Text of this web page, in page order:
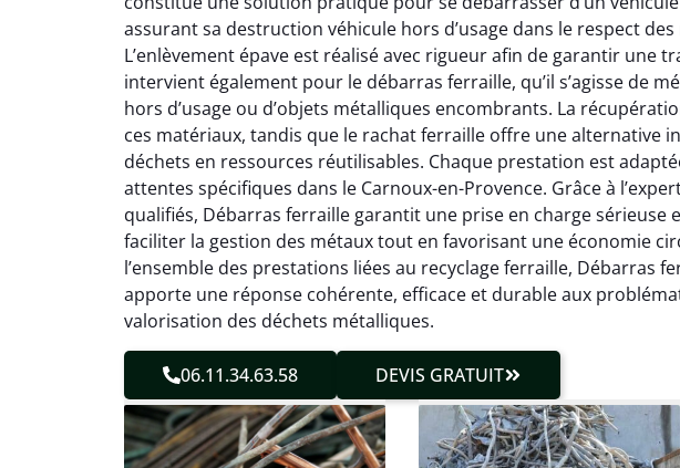
assurant sa destruction véhicule hors d’usage dans le respect
L’enlèvement épave est réalisé avec rigueur afin de garantir une
intervient également pour le débarras ferraille, qu’il s’agisse de
hors d’usage ou d’objets métalliques encombrants. La
ces matériaux, tandis que le rachat ferraille offre une alternative
déchets en ressources réutilisables. Chaque prestation est
attentes spécifiques dans le Carnoux-en-Provence. Grâce à
qualifiés, Débarras ferraille garantit une prise en charge sérieuse
faciliter la gestion des métaux tout en favorisant une économie
l’ensemble des prestations liées au recyclage ferraille, Débarras
apporte une réponse cohérente, efficace et durable aux
valorisation des déchets métalliques.
06.11.34.63.58 DEVIS GRATUIT
Virginie Lambert
26 février 2025
Parfait pour se débarrasser
des vieux métaux ! Équipe
efficace qui a tout enlevé
sans laisser de traces.
Service client très réactif.